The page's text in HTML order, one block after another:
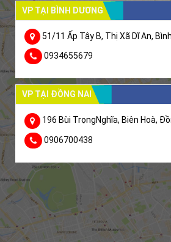
VP TẠI BÌNH DƯƠNG
51/11 Ấp Tây B, Thị Xã Dĩ An,
0934655679
VP TẠI ĐỒNG NAI
196 Bùi TrọngNghĩa, Biên Hoà,
0906700438